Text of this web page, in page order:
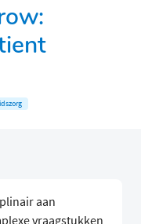
aan
vraagstukken